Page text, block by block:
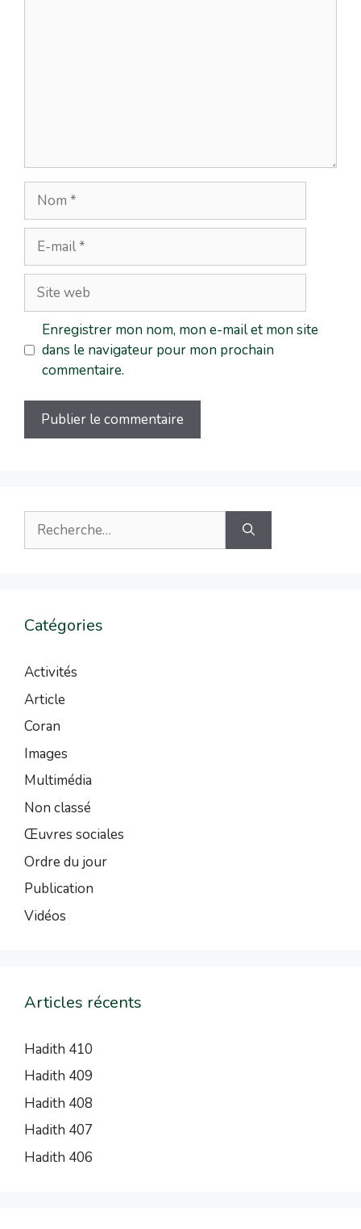
Enregistrer mon nom, mon e-mail et mon site
dans le navigateur pour mon prochain
commentaire.
Catégories
Activités
Article
Coran
Images
Multimédia
Non classé
Œuvres sociales
Ordre du jour
Publication
Vidéos
Articles récents
Hadith 410
Hadith 409
Hadith 408
Hadith 407
Hadith 406